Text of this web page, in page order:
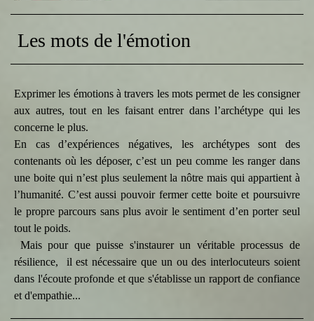
Les mots de l'émotion
Exprimer les émotions à travers les mots permet de les consigner
aux autres, tout en les faisant entrer dans l’archétype qui les
concerne le plus.
En cas d’expériences négatives, les archétypes sont des
contenants où les déposer, c’est un peu comme les ranger dans
une boite qui n’est plus seulement la nôtre mais qui appartient à
l’humanité. C’est aussi pouvoir fermer cette boite et poursuivre
le propre parcours sans plus avoir le sentiment d’en porter seul
tout le poids.
Mais pour que puisse s'instaurer un véritable processus de
résilience, il est nécessaire que un ou des interlocuteurs soient
dans l'écoute profonde et que s'établisse un rapport de confiance
et d'empathie...